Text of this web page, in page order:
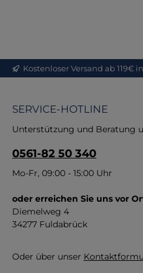
Kostenloser Versand ab 119€
SERVICE-HOTLINE
Unterstützung und Beratung
0561-82 50 340
Mo-Fr, 09:00 - 15:00 Uhr
oder erreichen Sie uns vor
Diemelweg 4
34277 Fuldabrück
Oder über unser